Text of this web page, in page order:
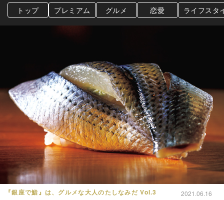
トップ プレミアム グルメ 恋愛 ライフスタ
『銀座で鮨』は、グルメな大人のたしなみだ Vol.3 2021.06.16